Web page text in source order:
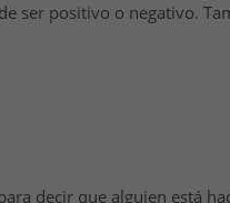
ser positivo o negativo.
decir que alguien está